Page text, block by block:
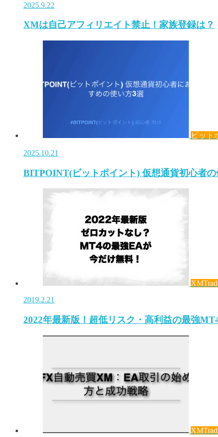
2025.9.22
XMは自己アフィリエイト禁止！家族登録は？
ビット
2025.10.21
BITPOINT(ビットポイント) 仮想通貨初心者の
2019.2.21
2022年最新版！超低リスク・高利益の最強